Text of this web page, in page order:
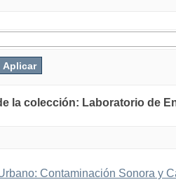
la colección: Laboratorio de
Contaminación Sonora y